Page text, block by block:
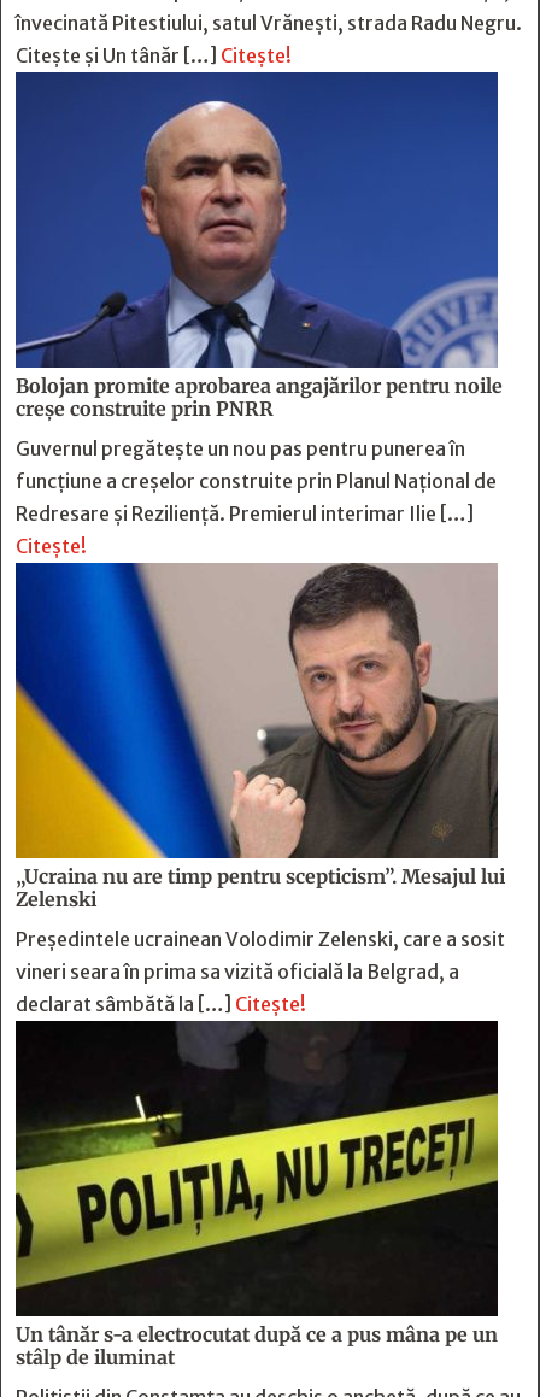
învecinată Pitestiului, satul Vrănești, strada Radu Negru.
Citește și Un tânăr […] Citește!
Bolojan promite aprobarea angajărilor pentru noile
creșe construite prin PNRR
Guvernul pregătește un nou pas pentru punerea în
funcțiune a creșelor construite prin Planul Național de
Redresare și Reziliență. Premierul interimar Ilie […]
Citește!
„Ucraina nu are timp pentru scepticism”. Mesajul lui
Zelenski
Preşedintele ucrainean Volodimir Zelenski, care a sosit
vineri seara în prima sa vizită oficială la Belgrad, a
declarat sâmbătă la […] Citește!
Un tânăr s-a electrocutat după ce a pus mâna pe un
stâlp de iluminat